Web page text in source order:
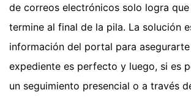
de correos electrónicos solo logra
termine al final de la pila. La solución
información del portal para
expediente es perfecto y luego, si es
un seguimiento presencial o a través